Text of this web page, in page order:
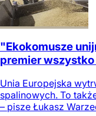
"Ekokomusze
premier wszystko
Unia Europejska
spalinowych. To
– pisze Łukasz